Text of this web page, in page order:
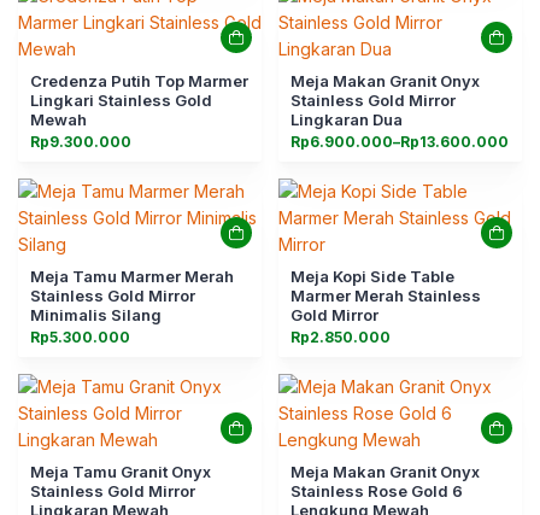
Credenza Putih Top Marmer
Lingkari Stainless Gold
Mewah
Rp9.300.000
Meja Makan Granit Onyx
Stainless Gold Mirror
Lingkaran Dua
Rp6.900.000–Rp13.600.000
Rentang
harga:
hingga
Rp13.600.000
Meja Tamu Marmer Merah
Stainless Gold Mirror
Minimalis Silang
Rp5.300.000
Meja Kopi Side Table
Marmer Merah Stainless
Gold Mirror
Rp2.850.000
Meja Tamu Granit Onyx
Stainless Gold Mirror
Lingkaran Mewah
Meja Makan Granit Onyx
Stainless Rose Gold 6
Lengkung Mewah